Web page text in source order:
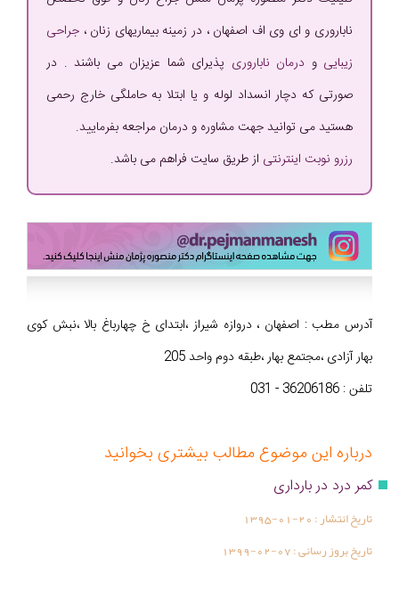
ناباروری و ای وی اف اصفهان ، در زمینه بیماریهای زنان ، جراحی
زیبایی و درمان ناباروری پذیرای شما عزیزان می باشند . در
صورتی که دچار انسداد لوله و یا ابتلا به حاملگی خارج رحمی
هستید می توانید جهت مشاوره و درمان مراجعه بفرمایید.
رزرو نوبت اینترنتی از طریق سایت فراهم می باشد.
آدرس مطب : اصفهان ، دروازه شیراز ،ابتدای خ چهارباغ بالا ،نبش کوی
بهار آزادی ،مجتمع بهار ،طبقه دوم واحد 205
تلفن : 36206186 - 031
درباره این موضوع مطالب بیشتری بخوانید
کمر درد در بارداری
تاریخ انتشار :1395-01-20
تاریخ بروز رسانی :1399-02-07